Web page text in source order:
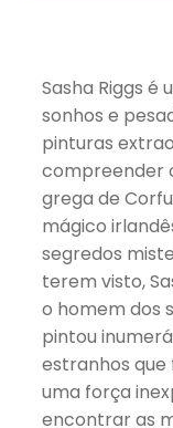
Sasha Riggs
sonhos e
pinturas
compreender
grega de
mágico
segredos
terem visto,
o homem dos
pintou
estranhos
uma força
encontrar as